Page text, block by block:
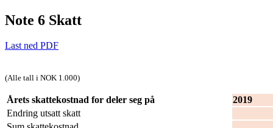
Note 6 Skatt
Last ned PDF
(Alle tall i NOK 1.000)
Årets skattekostnad for deler seg på 2019
Endring utsatt skatt
2